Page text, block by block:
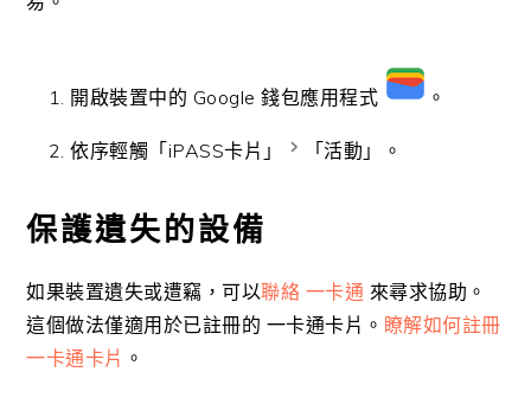
開啟裝置中的 Google 錢包應用程式 。
依序輕觸「iPASS卡片」 「活動」。
保護遺失的設備
如果裝置遺失或遭竊，可以聯絡 一卡通 來尋求協助。
這個做法僅適用於已註冊的 一卡通卡片。 瞭解如何註冊
一卡通卡片 。